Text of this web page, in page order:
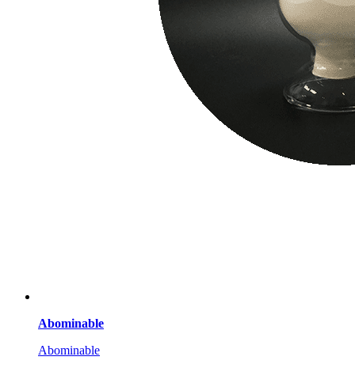
Abominable
Abominable